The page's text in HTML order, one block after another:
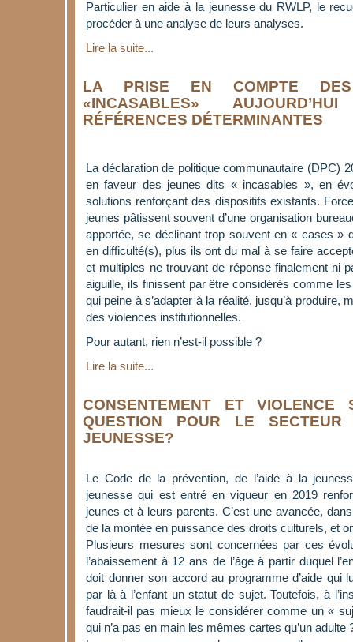
Particulier en aide à la jeunesse du RWLP, le
procéder à une analyse de leurs analyses.
Lire la suite...
LA PRISE EN COMPTE
«INCASABLES»
RÉFÉRENCES DÉTERMINANTES
La déclaration de politique communautaire (DPC)
en faveur des jeunes dits « incasables », en
solutions renforçant des dispositifs existants.
jeunes pâtissent souvent d’une organisation
apportée, se déclinant trop souvent en « cases »
en difficulté(s), plus ils ont du mal à se faire
et multiples ne trouvant de réponse finalement ni
aiguille, ils finissent par être considérés comme
qui peine à s’adapter à la réalité, jusqu’à produire,
des violences institutionnelles.
Pour autant, rien n’est-il possible ?
Lire la suite...
CONSENTEMENT ET VIOLENCE
QUESTION POUR LE
JEUNESSE?
Le Code de la prévention, de l’aide à la
jeunesse qui est entré en vigueur en 2019
jeunes et à leurs parents. C’est une avancée,
de la montée en puissance des droits culturels, et
Plusieurs mesures sont concernées par ces
l’abaissement à 12 ans de l’âge à partir duquel
doit donner son accord au programme d’aide qui
par là à l’enfant un statut de sujet. Toutefois, à
faudrait-il pas mieux le considérer comme un «
qui n’a pas en main les mêmes cartes qu’un adulte